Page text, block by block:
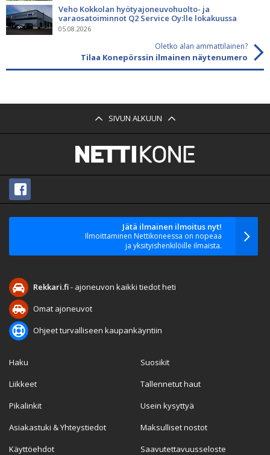
Veho Kokkolan hyötyajoneuvohuolto- ja
varaosatoiminnot Q2 Service Oy:lle lokakuussa
05.08.2026
Oletko alan ammattilainen?
Tilaa Konepörssin ilmainen näytenumero
SIVUN ALKUUN
Jätä ilmainen ilmoitus nyt!
Ilmoittaminen Nettikoneessa on nopeaa
ja yksityishenkilöille ilmaista.
Rekkari.fi- ajoneuvon kaikki tiedot heti
Omat ajoneuvot
Ohjeet turvalliseen kaupankäyntiin
Haku
Liikkeet
Pikalinkit
Asiakastuki & Yhteystiedot
Käyttöehdot
Suosikit
Tallennetut haut
Usein kysyttyä
Maksulliset nostot
Saavutettavuusseloste